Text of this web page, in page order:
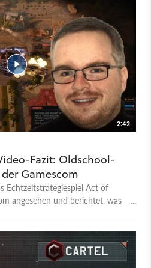
2:42
Fazit: Oldschool-
Gamescom
Echtzeitstrategiespiel Act of
angesehen und berichtet, was